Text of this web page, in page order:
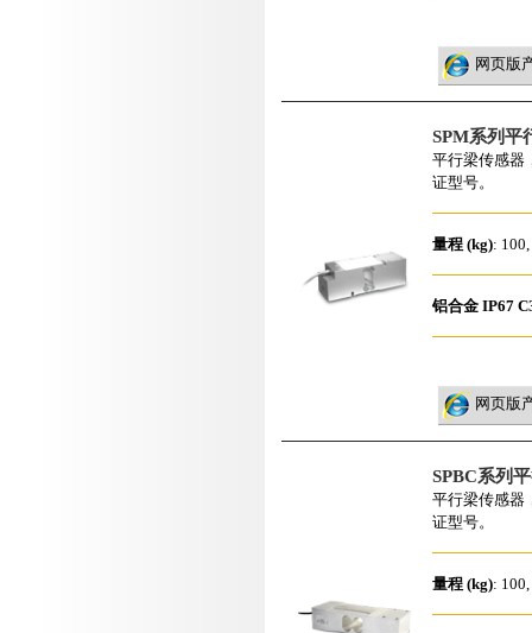
网页版
SPM系列平
平行梁传感器
证型号。
量程 (kg):
铝合金 IP67
网页版
SPBC系列
平行梁传感器
证型号。
量程 (kg):